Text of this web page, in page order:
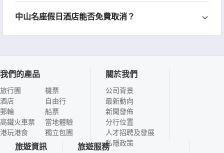
中山名座假日酒店能否免費取消？
我們的產品
旅行團
酒店
郵輪
高鐵火車票
港玩港食
機票
自由行
船票
當地體驗
獨立包團
關於我們
公司背景
最新動向
新聞發佈
分行位置
人才招聘及發展
私隱政策
旅遊資訊 旅遊服務